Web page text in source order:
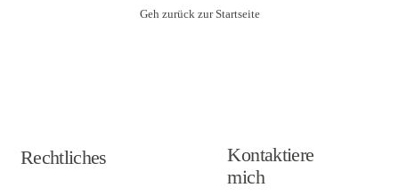
Geh zurück zur Startseite
Rechtliches
Kontaktiere
mich